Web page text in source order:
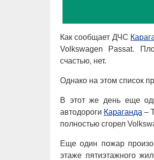
Как сообщает ДЧС
Volkswagen Passat.
счастью, нет.
Однако на этом список
В этот же день еще
автодороги Караганда –
полностью сгорел
Еще один пожар
этаже пятиэтажного